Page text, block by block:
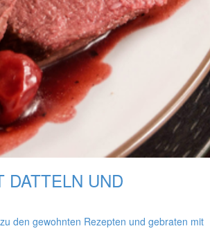
DATTELN UND
den gewohnten Rezepten und gebraten mit